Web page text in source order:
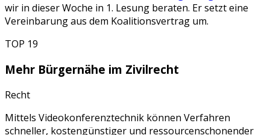
wir in dieser Woche in 1. Lesung beraten. Er setzt eine
Vereinbarung aus dem Koalitionsvertrag um.
TOP 19
Mehr Bürgernähe im Zivilrecht
Recht
Mittels Videokonferenztechnik können Verfahren
schneller, kostengünstiger und ressourcenschonender